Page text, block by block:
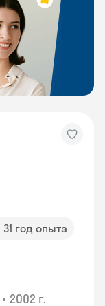
31 год опыта
• 2002 г.